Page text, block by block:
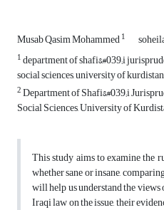
Musab Qasim Mohammed1
1department of shafi&#039;i
social sciences, university of
2Department of Shafi&#039;i
Social Sciences, University of
This study aims to examine the
whether sane or insane,
will help us understand the
Iraqi law on the issue, their